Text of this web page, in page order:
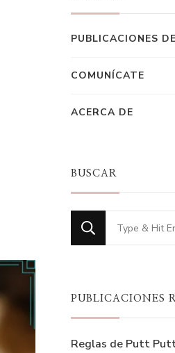
PUBLICACIONES
COMUNÍCATE
ACERCA DE
BUSCAR
Looking
for
PUBLICACIONES
Reglas de Putt